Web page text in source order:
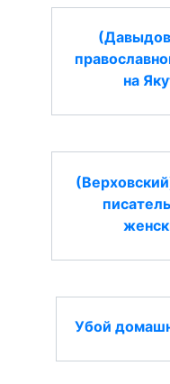
на
Убой